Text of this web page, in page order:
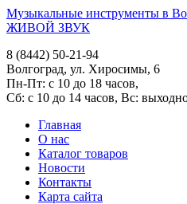
Музыкальные инструменты в
ЖИВОЙ ЗВУК
8 (8442) 50-21-94
Волгоград, ул. Хиросимы, 6
Пн-Пт: с 10 до 18 часов,
Сб: с 10 до 14 часов, Вс:
Главная
О нас
Каталог товаров
Новости
Контакты
Карта сайта